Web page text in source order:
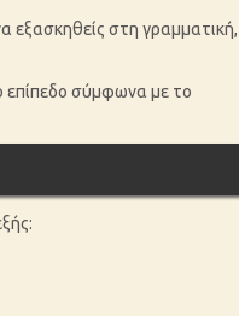
εξασκηθείς στη γραμματική,
επίπεδο σύμφωνα με το